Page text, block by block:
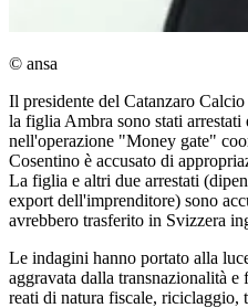
© ansa
Il presidente del Catanzaro
la figlia Ambra sono stati
nell'operazione "Money gate"
Cosentino è accusato di
La figlia e altri due arrestati
export dell'imprenditore) sono
avrebbero trasferito in Svizzera
Le indagini hanno portato alla
aggravata dalla transnazionalità
reati di natura fiscale, riciclaggio,